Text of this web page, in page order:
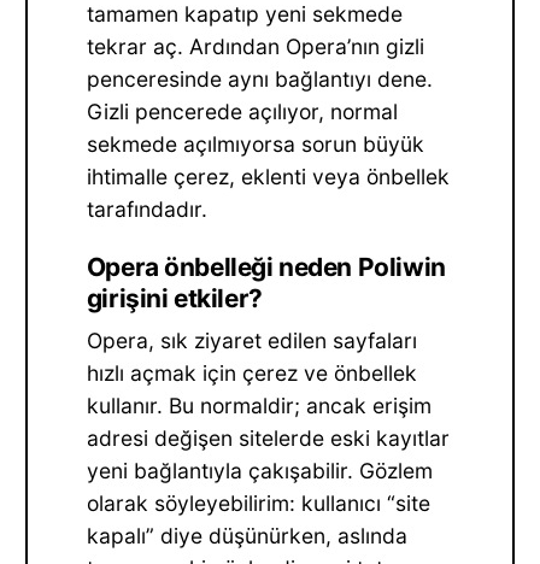
tamamen kapatıp yeni sekmede
tekrar aç. Ardından Opera’nın gizli
penceresinde aynı bağlantıyı dene.
Gizli pencerede açılıyor, normal
sekmede açılmıyorsa sorun büyük
ihtimalle çerez, eklenti veya önbellek
tarafındadır.
Opera önbelleği neden Poliwin
girişini etkiler?
Opera, sık ziyaret edilen sayfaları
hızlı açmak için çerez ve önbellek
kullanır. Bu normaldir; ancak erişim
adresi değişen sitelerde eski kayıtlar
yeni bağlantıyla çakışabilir. Gözlem
olarak söyleyebilirim: kullanıcı “site
kapalı” diye düşünürken, aslında